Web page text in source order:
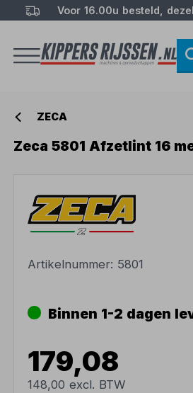
Voor 16.00u besteld,
ZECA
Zeca 5801 Afzetlint 16
Artikelnummer: 5801
Binnen 1-2 dagen
179,08
148,00 excl. BTW